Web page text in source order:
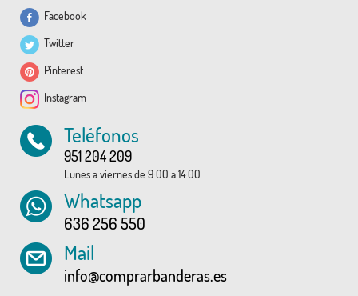
Facebook
Twitter
Pinterest
Instagram
Teléfonos
951 204 209
Lunes a viernes de 9:00 a 14:00
Whatsapp
636 256 550
Mail
info@comprarbanderas.es